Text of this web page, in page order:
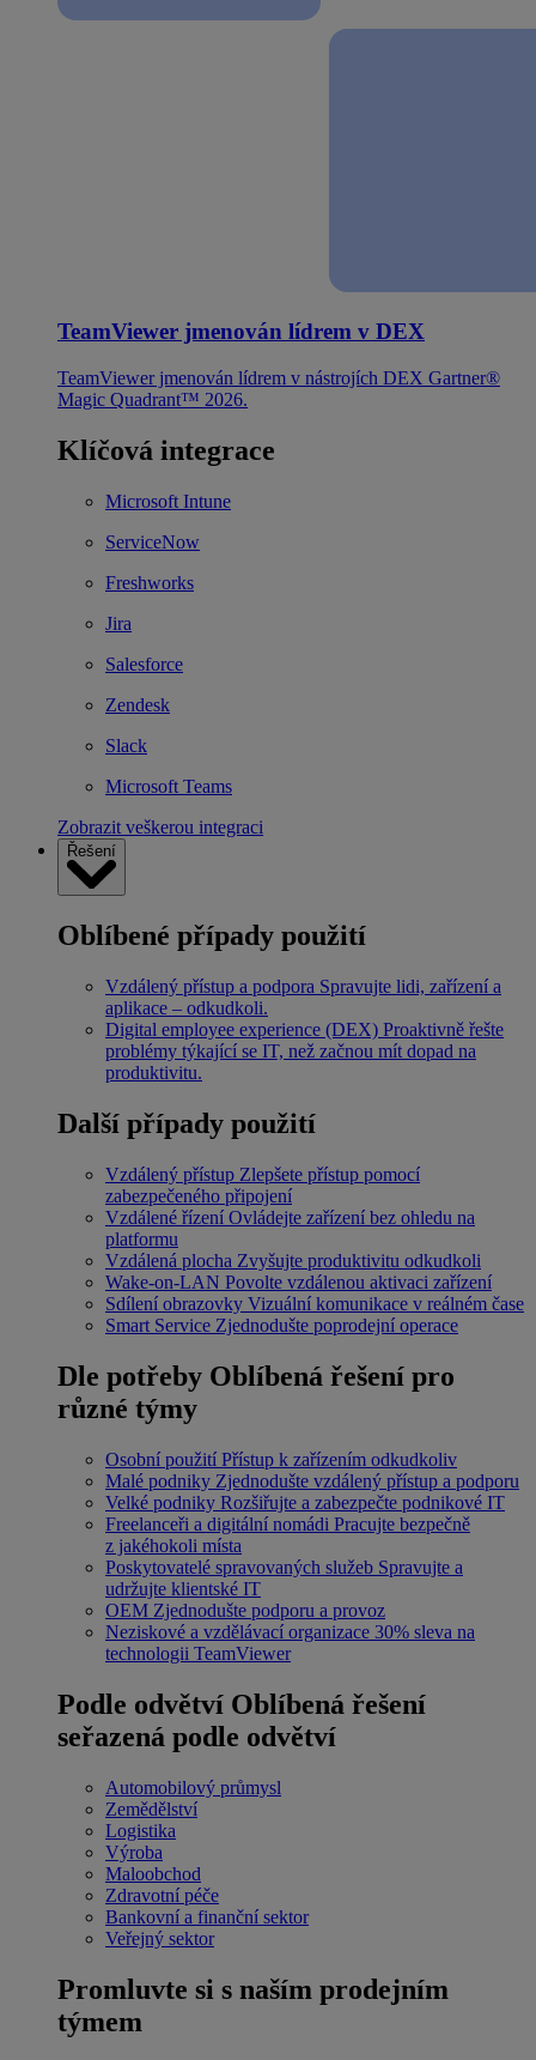
TeamViewer jmenován lídrem v DEX
TeamViewer jmenován lídrem v nástrojích DEX Gartner®
Magic Quadrant™ 2026.
Klíčová integrace
Microsoft Intune
ServiceNow
Freshworks
Jira
Salesforce
Zendesk
Slack
Microsoft Teams
Zobrazit veškerou integraci
Řešení
Oblíbené případy použití
Vzdálený přístup a podpora Spravujte lidi, zařízení a
aplikace – odkudkoli.
Digital employee experience (DEX) Proaktivně řešte
problémy týkající se IT, než začnou mít dopad na
produktivitu.
Další případy použití
Vzdálený přístup Zlepšete přístup pomocí
zabezpečeného připojení
Vzdálené řízení Ovládejte zařízení bez ohledu na
platformu
Vzdálená plocha Zvyšujte produktivitu odkudkoli
Wake-on-LAN Povolte vzdálenou aktivaci zařízení
Sdílení obrazovky Vizuální komunikace v reálném čase
Smart Service Zjednodušte poprodejní operace
Dle potřeby Oblíbená řešení pro
různé týmy
Osobní použití Přístup k zařízením odkudkoliv
Malé podniky Zjednodušte vzdálený přístup a podporu
Velké podniky Rozšiřujte a zabezpečte podnikové IT
Freelanceři a digitální nomádi Pracujte bezpečně
z jakéhokoli místa
Poskytovatelé spravovaných služeb Spravujte a
udržujte klientské IT
OEM Zjednodušte podporu a provoz
Neziskové a vzdělávací organizace 30% sleva na
technologii TeamViewer
Podle odvětví Oblíbená řešení
seřazená podle odvětví
Automobilový průmysl
Zemědělství
Logistika
Výroba
Maloobchod
Zdravotní péče
Bankovní a finanční sektor
Veřejný sektor
Promluvte si s naším prodejním
týmem